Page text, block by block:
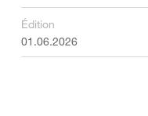
Édition
01.06.2026